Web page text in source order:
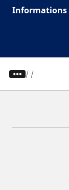
Informations
/